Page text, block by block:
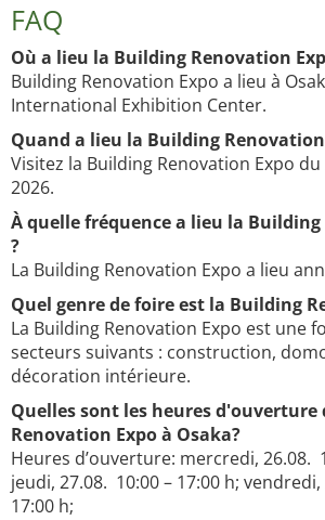
FAQ
Où a lieu la Building Renovation
Building Renovation Expo a lieu à
International Exhibition Center.
Quand a lieu la Building Renovation
Visitez la Building Renovation Expo du
2026.
À quelle fréquence a lieu la
?
La Building Renovation Expo a lieu
Quel genre de foire est la Building
La Building Renovation Expo est une
secteurs suivants : construction,
décoration intérieure.
Quelles sont les heures d'ouverture
Renovation Expo à Osaka?
Heures d’ouverture: mercredi, 26.08.
jeudi, 27.08. 10:00 – 17:00 h;
17:00 h;